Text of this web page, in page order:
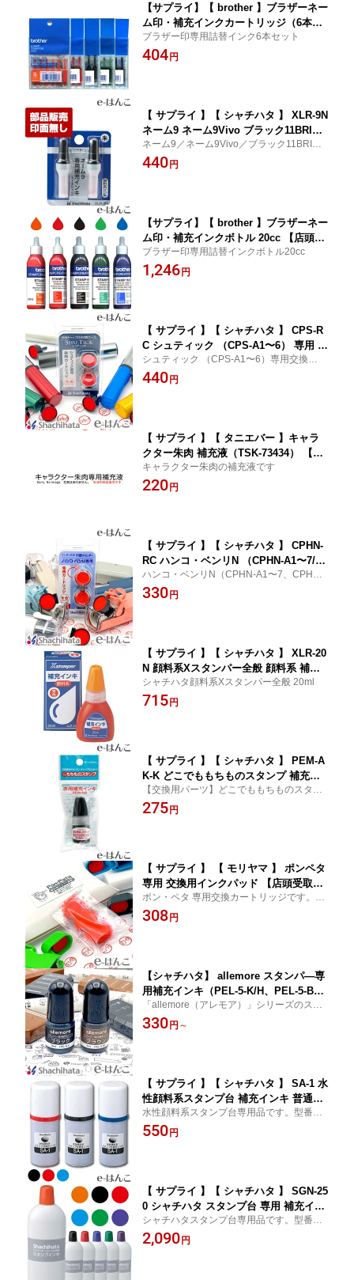
【サプライ】【 brother 】ブラザーネー
ム印・補充インクカートリッジ（6本セ
ット） 【店頭受取対応商品】【YOUNG
zone】【HLS_DU】
ブラザー印専用詰替インク6本セット
404円
【 サプライ 】【 シャチハタ 】 XLR-9N
ネーム9 ネーム9Vivo ブラック11BRIGH
T用 顔料系補充インキ カートリッジ2本
【YOUNG zone】【HLS_DU】
ネーム9／ネーム9Vivo／ブラック11BRIGH
T用
440円
【サプライ】【 brother 】ブラザーネー
ム印・補充インクボトル 20cc 【店頭受
取対応商品】【YOUNG zone】【HLS_
DU】
ブラザー印専用詰替インクボトル20cc
1,246円
【 サプライ 】【 シャチハタ 】 CPS-R
C シュティック （CPS-A1〜6） 専用 補
充インキカートリッジ 【店頭受取対応
商品】 【YOUNG zone】【HLS_DU】
シュティック （CPS-A1〜6）専用交換カー
トリッジ
440円
【 サプライ 】【 タニエバー 】キャラ
クター朱肉 補充液（TSK-73434） 【店
頭受取対応商品】 【YOUNG zone】
【HLS_DU】 ／ 紛失 破損 汚損 リフレ
キャラクター朱肉の補充液です
220円
【 サプライ 】【 シャチハタ 】 CPHN-
RC ハンコ・ベンリN （CPHN-A1〜7/C
PHC-A1〜A7共用） 専用 補充インキカ
ートリッジ 【店頭受取対応商品】 【YO
ハンコ・ベンリN（CPHN-A1〜7、CPHN-
DM,DD,DN,DP）専用交換カートリッジ
330円
【 サプライ 】【 シャチハタ 】 XLR-20
N 顔料系Xスタンパー全般 顔料系 補充
インキ 20ml 【YOUNG zone】【HLS_
DU】
シャチハタ顔料系Xスタンパー全般 20ml
715円
【 サプライ 】【 シャチハタ 】 PEM-A
K-K どこでももちものスタンプ 補充イ
ンキ 【YOUNG zone】【HLS_DU】
【交換用パーツ】どこでももちものスタン
プ専用、補充インキです。パーツのみの販
売です、本体は付属しません。
275円
【 サプライ 】 【 モリヤマ 】 ポンペタ
専用 交換用インクパッド 【店頭受取対
応商品】 【YOUNG zone】【HLS_D
U】
ポン・ペタ 専用交換カートリッジです。ピ
ンセットで簡単に交換出来ます。
308円
【シャチハタ】 allemore スタンパ—専
用補充インキ（PEL-5-K/H、PEL-5-BR/
H） アレモア nototo 10 ローラー スタ
ンプ デコ ノート スケジュール 推し活
「allemore（アレモア）」シリーズのスタ
ンパーのインキ補充に。容量5ml
330円 ～
【 サプライ 】【 シャチハタ 】 SA-1 水
性顔料系スタンプ台 補充インキ 普通
紙・和紙用 28ml【YOUNG zone】【HL
S_DU】
水性顔料系スタンプ台専用品です。型番HK
N、HFWシリーズに補充可能です。
550円
【 サプライ 】【 シャチハタ 】 SGN-25
0 シャチハタ スタンプ台 専用 補充イン
キ 大瓶 250ml SGN-250 【YOUNG zon
e】【HLS_DU】
シャチハタスタンプ台専用品です。型番H
G・HGN・HGWシリーズ、HTD-Aに補充可
能です。
2,090円